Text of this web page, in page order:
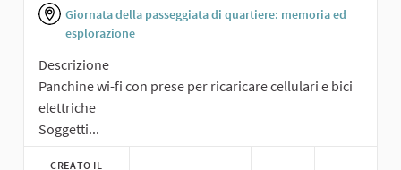
Giornata della passeggiata di quartiere: memoria ed
esplorazione
Descrizione
Panchine wi-fi con prese per ricaricare cellulari e bici
elettriche
Soggetti...
CREATO IL